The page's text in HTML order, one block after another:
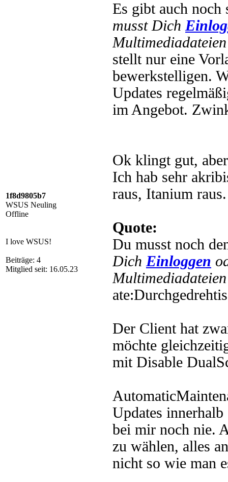
1f8d9805b7
WSUS Neuling
Offline
I love WSUS!
Beiträge: 4
Mitglied seit: 16.05.23
Es gibt auch
musst Dich
stellt nur eine
bewerkstelligen.
Updates
im Angebot.
Ok klingt gut,
Ich hab sehr
raus, Itanium raus.
Quote:
Du musst noch
Dich Einloggen
Der Client hat
möchte
mit Disable
Updates
bei mir noch nie.
zu wählen, alles
nicht so wie man